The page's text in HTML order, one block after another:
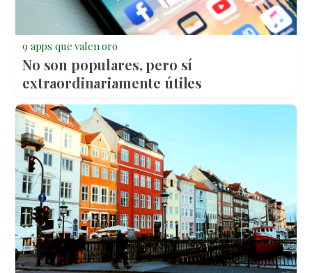
9 apps que valen oro
No son populares, pero sí
extraordinariamente útiles